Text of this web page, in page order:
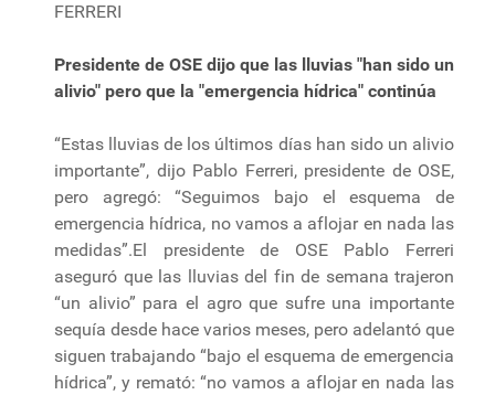
FERRERI
Presidente de OSE dijo que las lluvias "han sido un
alivio" pero que la "emergencia hídrica" continúa
“Estas lluvias de los últimos días han sido un alivio
importante”, dijo Pablo Ferreri, presidente de OSE,
pero agregó: “Seguimos bajo el esquema de
emergencia hídrica, no vamos a aflojar en nada las
medidas”.El presidente de OSE Pablo Ferreri
aseguró que las lluvias del fin de semana trajeron
“un alivio” para el agro que sufre una importante
sequía desde hace varios meses, pero adelantó que
siguen trabajando “bajo el esquema de emergencia
hídrica”, y remató: “no vamos a aflojar en nada las